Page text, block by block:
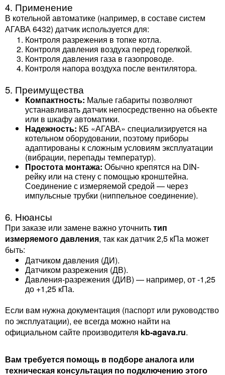
4. Применение
В котельной автоматике (например, в составе систем
АГАВА 6432) датчик используется для:
Контроля разрежения в топке котла.
Контроля давления воздуха перед горелкой.
Контроля давления газа в газопроводе.
Контроля напора воздуха после вентилятора.
5. Преимущества
Компактность: Малые габариты позволяют
устанавливать датчик непосредственно на объекте
или в шкафу автоматики.
Надежность: КБ «АГАВА» специализируется на
котельном оборудовании, поэтому приборы
адаптированы к сложным условиям эксплуатации
(вибрации, перепады температур).
Простота монтажа: Обычно крепятся на DIN-
рейку или на стену с помощью кронштейна.
Соединение с измеряемой средой — через
импульсные трубки (ниппельное соединение).
6. Нюансы
При заказе или замене важно уточнитьтип
измеряемого давления, так как датчик 2,5 кПа может
быть:
Датчиком давления (ДИ).
Датчиком разрежения (ДВ).
Давления-разрежения (ДИВ) — например, от -1,25
до +1,25 кПа.
Если вам нужна документация (паспорт или руководство
по эксплуатации), ее всегда можно найти на
официальном сайте производителя kb-agava.ru.
Вам требуется помощь в подборе аналога или
техническая консультация по подключению этого